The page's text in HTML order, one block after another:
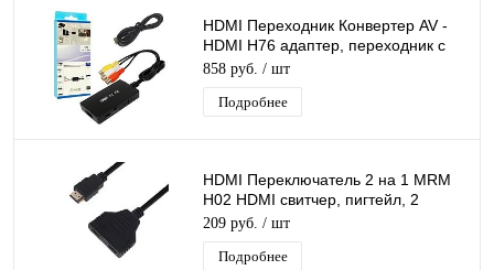
HDMI Переходник Конвертер AV -
HDMI H76 адаптер, переходник с
3RCA (AV) на источник HDMI
858 руб. / шт
Подробнее
HDMI Переключатель 2 на 1 MRM
H02 HDMI свитчер, пигтейл, 2
гнезда, длина 30см
209 руб. / шт
Подробнее